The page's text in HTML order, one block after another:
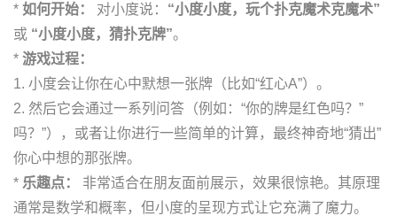
* 如何开始： 对小度说： “小度小度，玩个扑克魔术克魔术”
或 “小度小度，猜扑克牌”。
* 游戏过程：
1. 小度会让你在心中默想一张牌（比如“红心A”）。
2. 然后它会通过一系列问答（例如：“你的牌是红色吗？”
吗？”），或者让你进行一些简单的计算，最终神奇地“猜出”
你心中想的那张牌。
* 乐趣点：
非常适合在朋友面前展示，效果很惊艳。其原理
通常是数学和概率，但小度的呈现方式让它充满了魔力。